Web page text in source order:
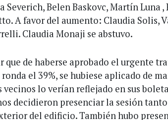
Severich, Belen Baskovc, Martín Luna ,
A favor del aumento: Claudia Solis,
Claudia Monaji se abstuvo.
que de haberse aprobado el urgente
el 39%, se hubiese aplicado de
vecinos lo verían reflejado en sus
decidieron presenciar la sesión
del edificio. También hubo